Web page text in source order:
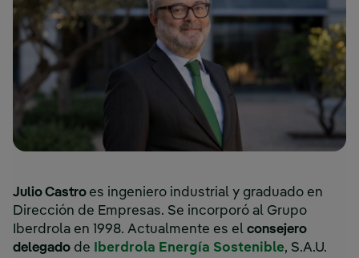
Julio Castro es ingeniero industrial y graduado en
Dirección de Empresas. Se incorporó al Grupo
Iberdrola en 1998. Actualmente es el consejero
delegado de Iberdrola Energía SostenibleEnlace
, S.A.U.